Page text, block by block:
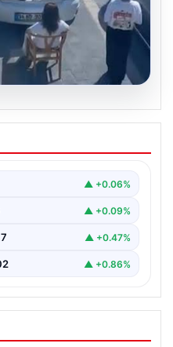
Kafe
Sürücüye
olay, gündeme damgasını
▲ +0.06%
▲ +0.09%
▲ +0.47%
▲ +0.86%